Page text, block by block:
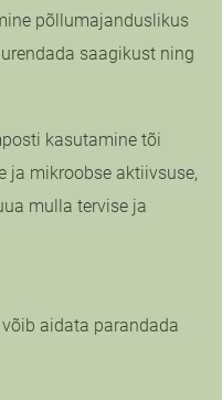
põllumajanduslikus
saagikust ning
kasutamine tõi
ja mikroobse aktiivsuse,
mulla tervise ja
aidata parandada